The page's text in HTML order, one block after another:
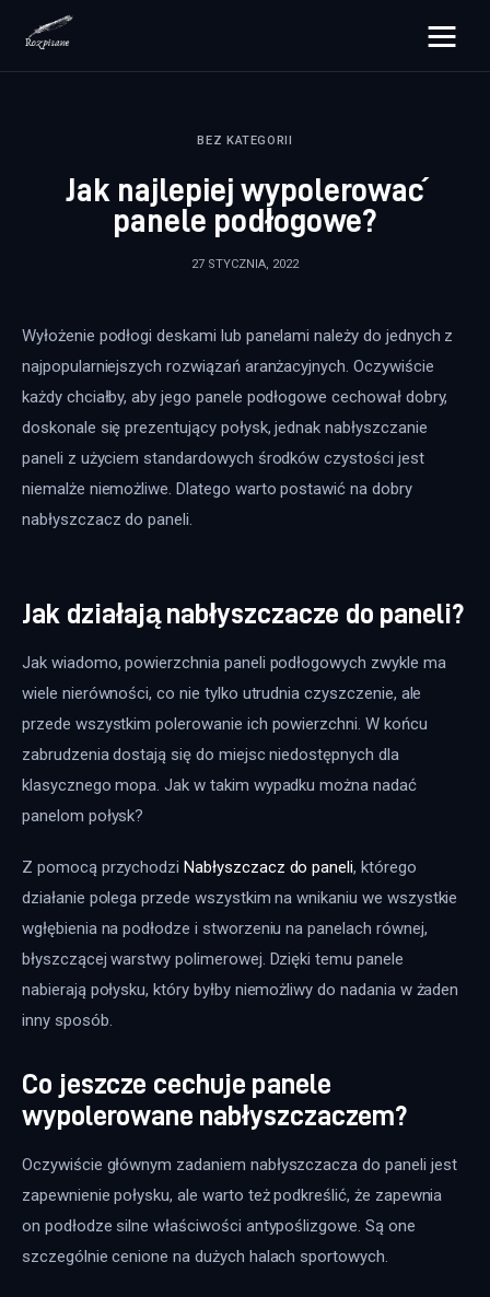
rozpisane.pl
Zdrowie
Więcej
BEZ KATEGORII
Jak najlepiej wypolerować
panele podłogowe?
27 STYCZNIA, 2022
Wyłożenie podłogi deskami lub panelami należy do jednych z
najpopularniejszych rozwiązań aranżacyjnych. Oczywiście
każdy chciałby, aby jego panele podłogowe cechował dobry,
doskonale się prezentujący połysk, jednak nabłyszczanie
paneli z użyciem standardowych środków czystości jest
niemalże niemożliwe. Dlatego warto postawić na dobry
nabłyszczacz do paneli.
Jak działają nabłyszczacze do paneli?
Jak wiadomo, powierzchnia paneli podłogowych zwykle ma
wiele nierówności, co nie tylko utrudnia czyszczenie, ale
przede wszystkim polerowanie ich powierzchni. W końcu
zabrudzenia dostają się do miejsc niedostępnych dla
klasycznego mopa. Jak w takim wypadku można nadać
panelom połysk?
Z pomocą przychodzi Nabłyszczacz do paneli, którego
działanie polega przede wszystkim na wnikaniu we wszystkie
wgłębienia na podłodze i stworzeniu na panelach równej,
błyszczącej warstwy polimerowej. Dzięki temu panele
nabierają połysku, który byłby niemożliwy do nadania w żaden
inny sposób.
Co jeszcze cechuje panele
wypolerowane nabłyszczaczem?
Oczywiście głównym zadaniem nabłyszczacza do paneli jest
zapewnienie połysku, ale warto też podkreślić, że zapewnia
on podłodze silne właściwości antypoślizgowe. Są one
szczególnie cenione na dużych halach sportowych.